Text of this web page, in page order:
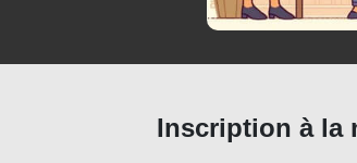
Inscription à la